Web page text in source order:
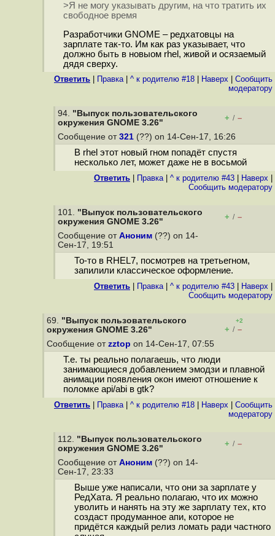
>Я не могу указывать другим, на что тратить их
свободное время
Разработчики GNOME – редхатовцы на
зарплате так-то. Им как раз указывает, что
должно быть в новыом rhel, живой и осязаемый
дядя сверху.
Ответить Правка| ^ к родителю #18 Наверх
Cообщить
модератору
94. "Выпуск пользовательского
окружения GNOME 3.26"
+ / –
Сообщение от 321 (??) on 14-Сен-17, 16:26
В rhel этот новый гном попадёт спустя
несколько лет, может даже не в восьмой
Ответить Правка| ^ к родителю #43 Наверх
Cообщить модератору
101. "Выпуск пользовательского
окружения GNOME 3.26"
+ / –
Сообщение от Аноним (??) on 14-
Сен-17, 19:51
То-то в RHEL7, посмотрев на третьегном,
запилили классическое оформление.
Ответить Правка| ^ к родителю #43 Наверх
Cообщить модератору
69. "Выпуск пользовательского
окружения GNOME 3.26"
+2
+ / –
Сообщение от zztop on 14-Сен-17, 07:55
Т.е. ты реально полагаешь, что люди
занимающиеся добавлением эмодзи и плавной
анимации появления окон имеют отношение к
поломке api/abi в gtk?
Ответить Правка| ^ к родителю #18 Наверх
Cообщить
модератору
112. "Выпуск пользовательского
окружения GNOME 3.26"
+ / –
Сообщение от Аноним (??) on 14-
Сен-17, 23:33
Выше уже написали, что они за зарплате у
РедХата. Я реально полагаю, что их можно
уволить и нанять на эту же зарплату тех, кто
создаст продуманное апи, которое не
придётся каждый релиз ломать ради частного